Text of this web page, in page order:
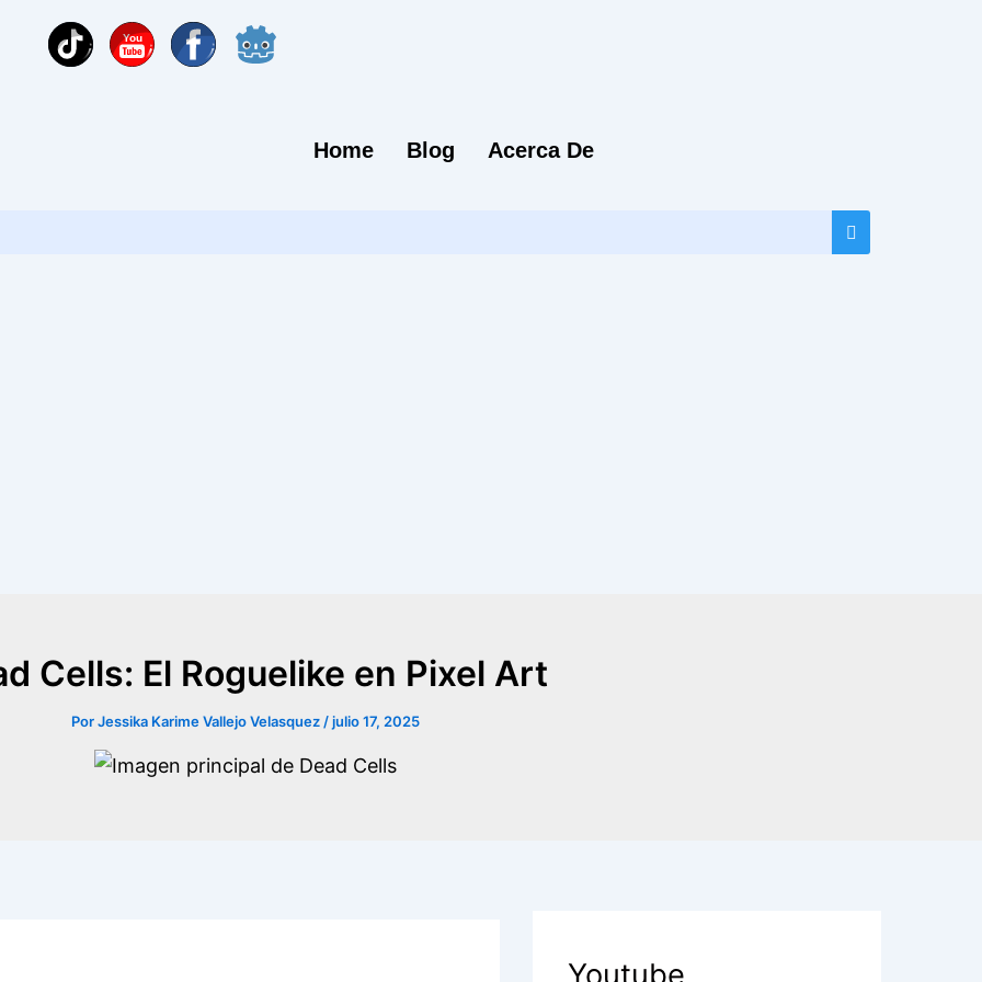
You
Home Blog Acerca De
Cells: El Roguelike en Pixel Art
PorJessika Karime Vallejo Velasquez /julio 17, 2025
Youtube